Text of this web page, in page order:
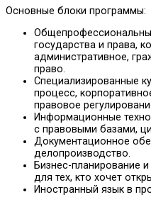
Основные блоки программы:
государства и права,
административное,
право.
Специализированные
процесс,
правовое
Информационные
с правовыми базами,
Документационное
делопроизводство.
Бизнес-планирование
для тех, кто хочет
Иностранный язык в